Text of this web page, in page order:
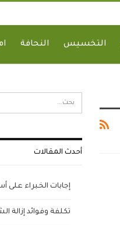
التخسيس النحافة
أحدث المقالات
إجابات الخبراء على
تكلفة وفوائد إزالة